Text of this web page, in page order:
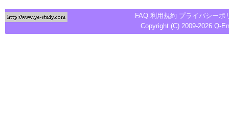
FAQ 利用規約 プライバシーポ
Copyright (C) 2009-2026 Q-